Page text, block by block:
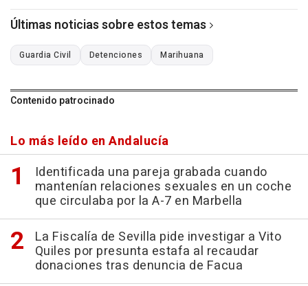
Últimas noticias sobre estos temas
Guardia Civil Detenciones Marihuana
Contenido patrocinado
Lo más leído en Andalucía
Identificada una pareja grabada cuando
mantenían relaciones sexuales en un coche
que circulaba por la A-7 en Marbella
La Fiscalía de Sevilla pide investigar a Vito
Quiles por presunta estafa al recaudar
donaciones tras denuncia de Facua